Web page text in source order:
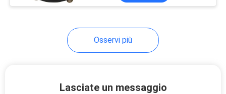
Osservi più
Lasciate un messaggio